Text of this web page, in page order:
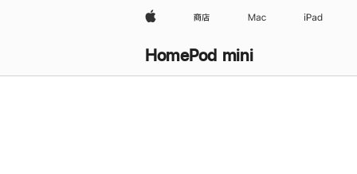
Apple 商店 Mac iPad
HomePod mini